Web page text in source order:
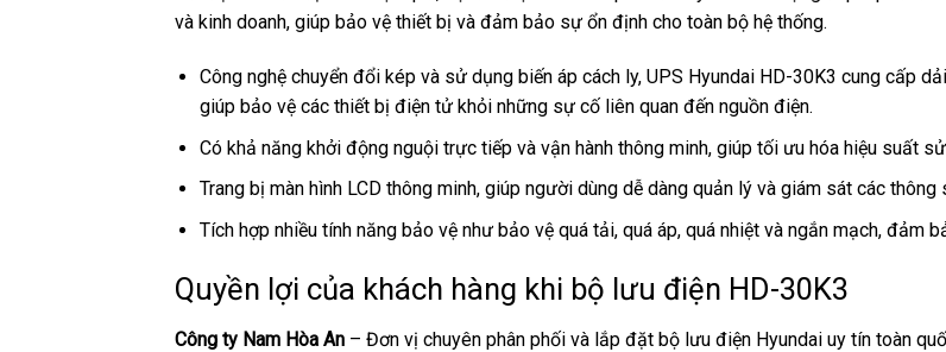
và kinh doanh, giúp bảo vệ thiết bị và đảm bảo sự ổn định cho toàn bộ hệ thống.
Công nghệ chuyển đổi kép và sử dụng biến áp cách ly, UPS Hyundai HD-30K3 cung cấp
giúp bảo vệ các thiết bị điện tử khỏi những sự cố liên quan đến nguồn điện.
Có khả năng khởi động nguội trực tiếp và vận hành thông minh, giúp tối ưu hóa hiệu suất
Trang bị màn hình LCD thông minh, giúp người dùng dễ dàng quản lý và giám sát các thông
Tích hợp nhiều tính năng bảo vệ như bảo vệ quá tải, quá áp, quá nhiệt và ngắn mạch,
Quyền lợi của khách hàng khi bộ lưu điện HD-30K3
Công ty Nam Hòa An – Đơn vị chuyên phân phối và lắp đặt bộ lưu điện Hyundai uy tín toàn